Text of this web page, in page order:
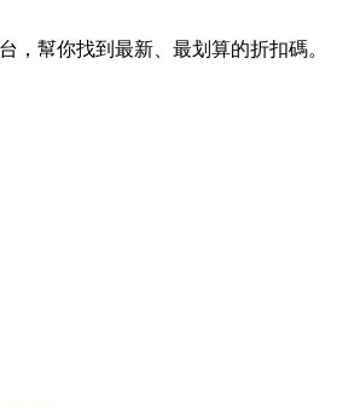
，幫你找到最新、最划算的折扣碼。